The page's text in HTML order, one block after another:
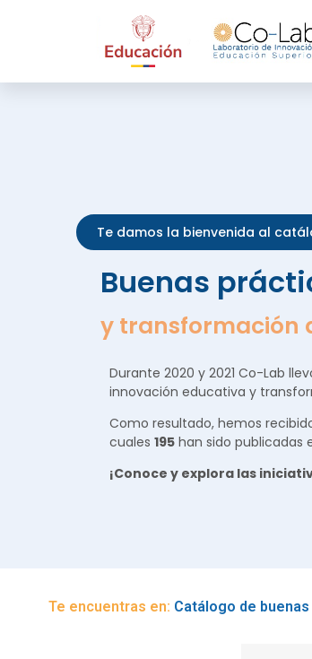
Te damos la bienvenida al
Buenas
y transformación
Durante 2020 y 2021 Co-Lab
innovación educativa y
Como resultado, hemos
cuales 195 han sido publicadas
¡Conoce y explora las
Te encuentras en: Catálogo de